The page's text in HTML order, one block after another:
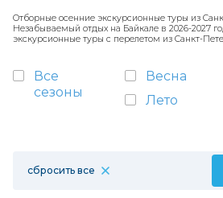
Отборные осенние экскурсионные туры из
Незабываемый отдых на Байкале в 2026-2027
экскурсионные туры с перелетом из Санкт-
Все
сезоны
Весна
Лето
сбросить все